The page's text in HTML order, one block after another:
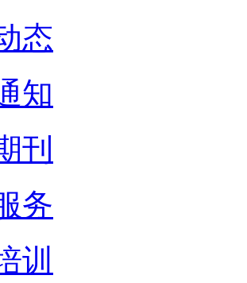
态
知
刊
务
训